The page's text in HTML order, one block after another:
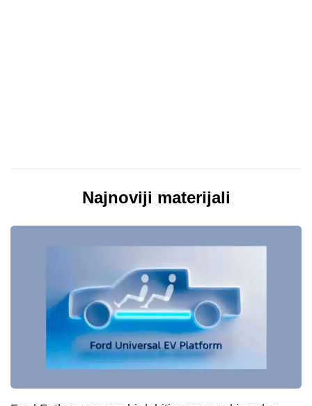
Najnoviji materijali